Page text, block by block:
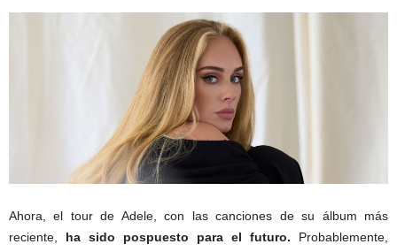
Ahora, el tour de Adele, con las canciones de su álbum más
reciente, ha sido pospuesto para el futuro. Probablemente,